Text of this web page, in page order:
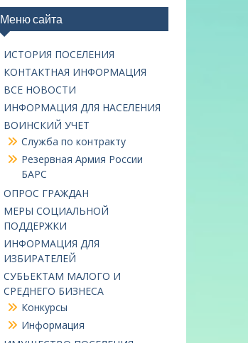
Меню сайта
ИСТОРИЯ ПОСЕЛЕНИЯ
КОНТАКТНАЯ ИНФОРМАЦИЯ
ВСЕ НОВОСТИ
ИНФОРМАЦИЯ ДЛЯ НАСЕЛЕНИЯ
ВОИНСКИЙ УЧЕТ
Служба по контракту
Резервная Армия России
БАРС
ОПРОС ГРАЖДАН
МЕРЫ СОЦИАЛЬНОЙ
ПОДДЕРЖКИ
ИНФОРМАЦИЯ ДЛЯ
ИЗБИРАТЕЛЕЙ
СУБЬЕКТАМ МАЛОГО И
СРЕДНЕГО БИЗНЕСА
Конкурсы
Информация